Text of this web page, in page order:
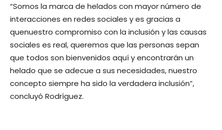
“Somos la marca de helados con mayor número de
interacciones en redes sociales y es gracias a
quenuestro compromiso con la inclusión y las causas
sociales es real, queremos que las personas sepan
que todos son bienvenidos aquí y encontrarán un
helado que se adecue a sus necesidades, nuestro
concepto siempre ha sido la verdadera inclusión”,
concluyó Rodríguez.